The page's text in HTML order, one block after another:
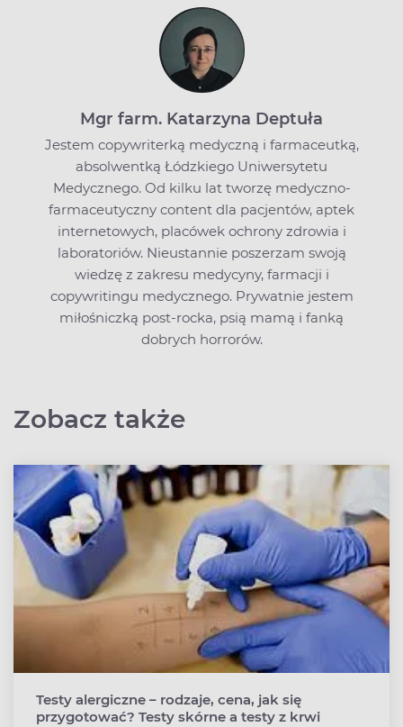
Mgr farm. Katarzyna Deptuła
Jestem copywriterką medyczną i farmaceutką,
absolwentką Łódzkiego Uniwersytetu
Medycznego. Od kilku lat tworzę medyczno-
farmaceutyczny content dla pacjentów, aptek
internetowych, placówek ochrony zdrowia i
laboratoriów. Nieustannie poszerzam swoją
wiedzę z zakresu medycyny, farmacji i
copywritingu medycznego. Prywatnie jestem
miłośniczką post-rocka, psią mamą i fanką
dobrych horrorów.
Zobacz także
Testy alergiczne – rodzaje, cena, jak się
przygotować? Testy skórne a testy z krwi